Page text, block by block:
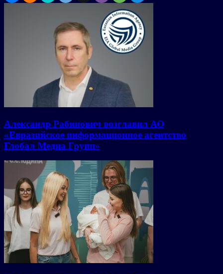
Александр Рабинович возглавил АО
«Евразийское информационное агентство
Глобал Медиа Групп»